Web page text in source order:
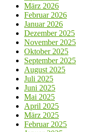
März 2026
Februar 2026
Januar 2026
Dezember 2025
November 2025
Oktober 2025
September 2025
August 2025
Juli 2025
Juni 2025
Mai 2025
April 2025
März 2025
Februar 2025